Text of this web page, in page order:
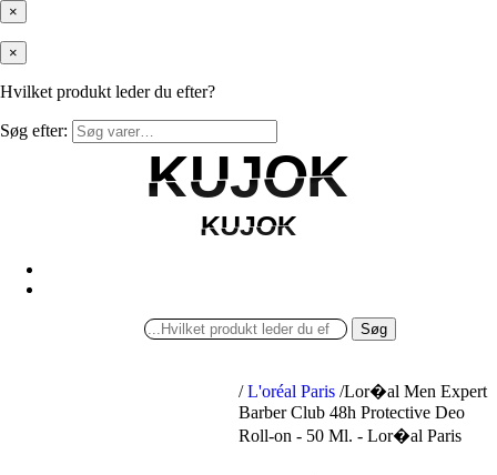
×
×
Hvilket produkt leder du efter?
Søg efter:
KUJOK
KUJOK
KUJOK
KUJOK
Søg
/ L'oréal Paris /Lor�al Men Expert
Barber Club 48h Protective Deo
Roll-on - 50 Ml. - Lor�al Paris